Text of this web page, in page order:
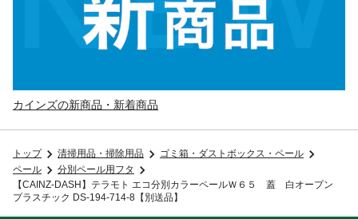
カインズの新商品・新着商品
トップ 清掃用品・掃除用品
ゴミ箱・ダストボックス・ペール
ペール
分別ペール用フタ
【CAINZ-DASH】テラモト エコ分別カラーペールＷ６５ 蓋 白オープン
プラスチック DS-194-714-8【別送品】